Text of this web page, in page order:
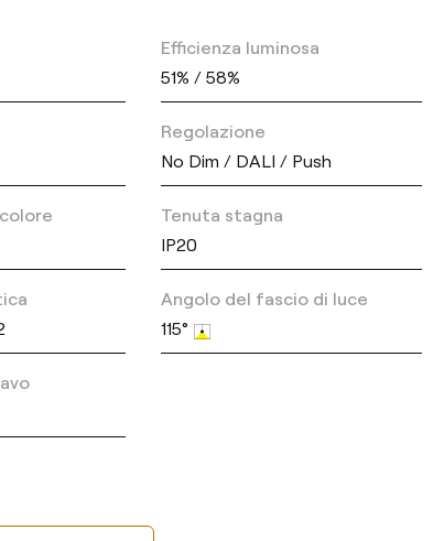
Efficienza luminosa
51% / 58%
Regolazione
No Dim / DALI / Push
Tenuta stagna
IP20
Angolo del fascio di luce
115°